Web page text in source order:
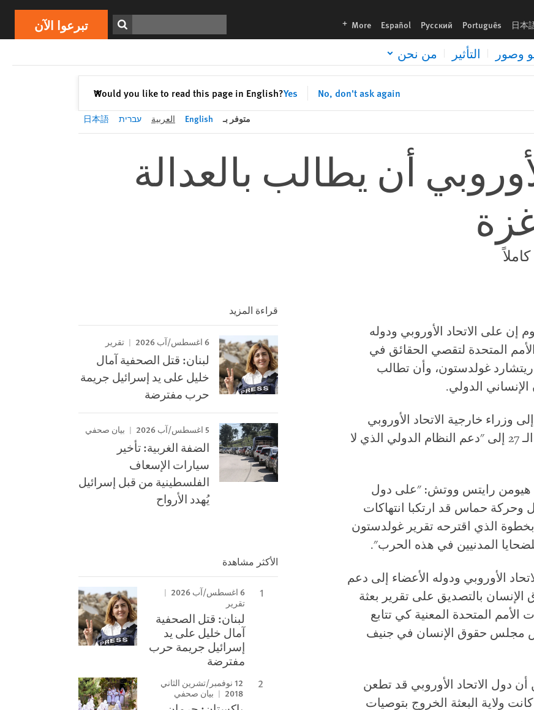
日本
Português
Русский
Español
More
languages تبرعوا الآن
وصور التأثير من نحن
Would you like to read this page in English?Yes No, don't ask again
✕إغلاق
Print تبرعوا الآن
متوفر بـ English العربية עברית 日本語
أن يطالب بالعدالة
على الاتحاد الأوروبي ودوله
المتحدة لتقصي الحقائق في
غولدستون، وأن تطالب
الإنساني الدولي.
وزراء خارجية الاتحاد الأوروبي
اليوم، دعت الاتحاد الأوروبي ودوله الأعضاء الـ 27 إلى "دعم النظام الدولي الذي لا
هيومن رايتس ووتش: "على دول
وحركة حماس قد ارتكبا انتهاكات
الذي اقترحه تقرير غولدستون
المدنيين في هذه الحرب".
الأوروبي ودوله الأعضاء إلى دعم
بالتصديق على تقرير بعثة
المتحدة المعنية كي تتابع
مجلس حقوق الإنسان في جنيف
دول الاتحاد الأوروبي قد تطعن
ولاية البعثة الخروج بتوصيات
قراءة المزيد
6 اغسطس/آب 2026 تقرير
لبنان: قتل الصحفية آمال
خليل على يد إسرائيل جريمة
حرب مفترضة
5 اغسطس/آب 2026 بيان صحفي
الضفة الغربية: تأخير
سيارات الإسعاف
الفلسطينية من قبل إسرائيل
يُهدد الأرواح
الأكثر مشاهدة
6 اغسطس/آب 2026
تقرير
لبنان: قتل الصحفية
آمال خليل على يد
إسرائيل جريمة حرب
مفترضة
12 نوفمبر/تشرين الثاني
2018
بيان صحفي